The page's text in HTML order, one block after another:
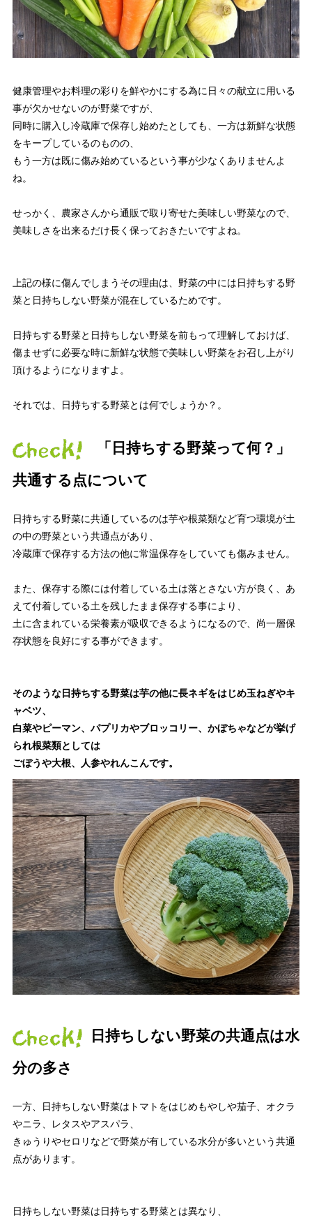
健康管理やお料理の彩りを鮮やかにする為に日々の献立に用いる
事が欠かせないのが野菜ですが、
同時に購入し冷蔵庫で保存し始めたとしても、一方は新鮮な状態
をキープしているのものの、
もう一方は既に傷み始めているという事が少なくありませんよ
ね。
せっかく、農家さんから通販で取り寄せた美味しい野菜なので、
美味しさを出来るだけ長く保っておきたいですよね。
上記の様に傷んでしまうその理由は、野菜の中には日持ちする野
菜と日持ちしない野菜が混在しているためです。
日持ちする野菜と日持ちしない野菜を前もって理解しておけば、
傷ませずに必要な時に新鮮な状態で美味しい野菜をお召し上がり
頂けるようになりますよ。
それでは、日持ちする野菜とは何でしょうか？。
「日持ちする野菜って何？」
共通する点について
日持ちする野菜に共通しているのは芋や根菜類など育つ環境が土
の中の野菜という共通点があり、
冷蔵庫で保存する方法の他に常温保存をしていても傷みません。
また、保存する際には付着している土は落とさない方が良く、あ
えて付着している土を残したまま保存する事により、
土に含まれている栄養素が吸収できるようになるので、尚一層保
存状態を良好にする事ができます。
そのような日持ちする野菜は芋の他に長ネギをはじめ玉ねぎやキ
ャベツ、
白菜やピーマン、パプリカやブロッコリー、かぼちゃなどが挙げ
られ根菜類としては
ごぼうや大根、人参やれんこんです。
日持ちしない野菜の共通点は水
分の多さ
一方、日持ちしない野菜はトマトをはじめもやしや茄子、オクラ
やニラ、レタスやアスパラ、
きゅうりやセロリなどで野菜が有している水分が多いという共通
点があります。
日持ちしない野菜は日持ちする野菜とは異なり、